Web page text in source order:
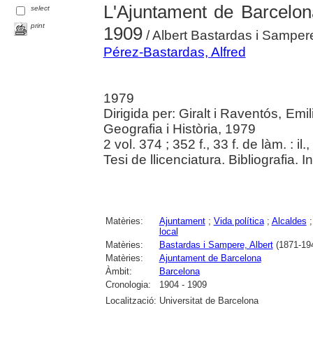
select
print
L'Ajuntament de
1909/ Albert Bastardas i
Pérez-Bastardas, Alfred
1979
Dirigida per: Giralt i Raventós,
Geografia i Història, 1979
2 vol. 374 ; 352 f., 33 f. de làm. :
Tesi de llicenciatura. Bibliografia.
Matèries: Ajuntament; Vida política; Alcaldes
local
Matèries:
Bastardas i Sampere, Albert(1871-
Matèries:
Ajuntament de Barcelona
Àmbit:
Barcelona
Cronologia:
1904 - 1909
Localització: Universitat de Barcelona